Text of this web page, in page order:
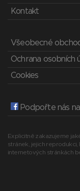
Kontakt
Všeobecné
Ochrana osobních
Cookies
Podpořte nás
Explicitně zakazujeme
stránek, jejich reprodukci,
internetových stránkách